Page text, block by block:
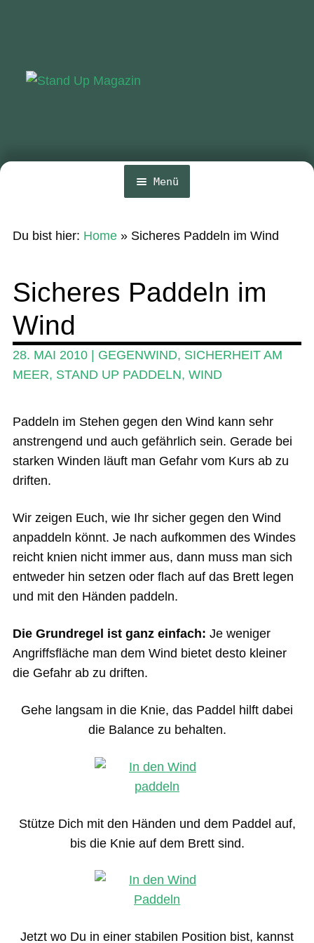
Menü
SUP-Events
Ratgeber
SPOT FINDER
Mein Konto
Du bist hier: Home» Sicheres Paddeln im Wind
Sicheres Paddeln im
Wind
28. MAI 2010| GEGENWIND, SICHERHEIT AM
MEER, STAND UP PADDELN, WIND
Paddeln im Stehen gegen den Wind kann sehr
anstrengend und auch gefährlich sein. Gerade bei
starken Winden läuft man Gefahr vom Kurs ab zu
driften.
Wir zeigen Euch, wie Ihr sicher gegen den Wind
anpaddeln könnt. Je nach aufkommen des Windes
reicht knien nicht immer aus, dann muss man sich
entweder hin setzen oder flach auf das Brett legen
und mit den Händen paddeln.
Die Grundregel ist ganz einfach: Je weniger
Angriffsfläche man dem Wind bietet desto kleiner
die Gefahr ab zu driften.
Gehe langsam in die Knie, das Paddel hilft dabei
die Balance zu behalten.
Stütze Dich mit den Händen und dem Paddel auf,
bis die Knie auf dem Brett sind.
Jetzt wo Du in einer stabilen Position bist, kannst